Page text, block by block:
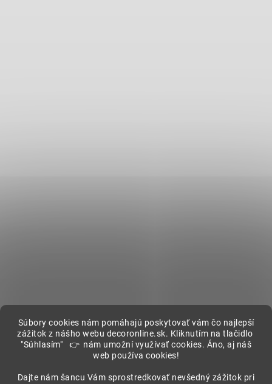
Súbory cookies nám pomáhajú poskytovať vám čo najlepší
zážitok z nášho webu decoronline.sk. Kliknutím na tlačidlo
"Súhlasím" 👉 nám umožní využívať cookies. Áno, aj náš
web používa cookies!
Dajte nám šancu Vám sprostredkovať nevšedný zážitok pri
Showroom